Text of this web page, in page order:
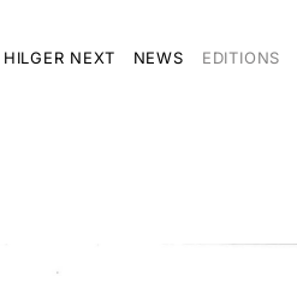
HILGER NEXT NEWS EDITIONS